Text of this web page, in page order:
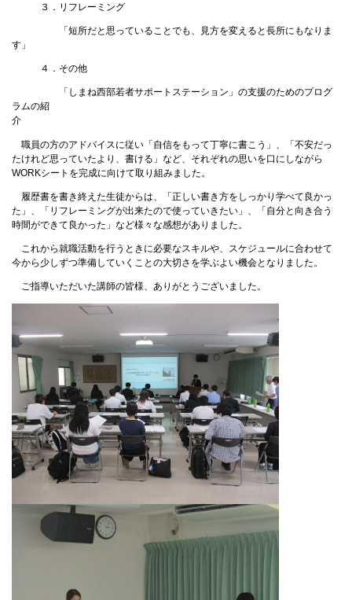
３．リフレーミング
「短所だと思っていることでも、見方を変えると長所にもなりま
す」
４．その他
「しまね西部若者サポートステーション」の支援のためのプログ
ラムの紹
職員の方のアドバイスに従い「自信をもって丁寧に書こう」、「不安だっ
たけれど思っていたより、書ける」など、それぞれの思いを口にしながら
WORKシートを完成に向けて取り組みました。
履歴書を書き終えた生徒からは、「正しい書き方をしっかり学べて良かっ
た」、「リフレーミングが出来たので使っていきたい」、「自分と向き合う
時間ができて良かった」など様々な感想がありました。
これから就職活動を行うときに必要なスキルや、スケジュールに合わせて
今から少しずつ準備していくことの大切さを学ぶよい機会となりました。
ご指導いただいた講師の皆様、ありがとうございました。